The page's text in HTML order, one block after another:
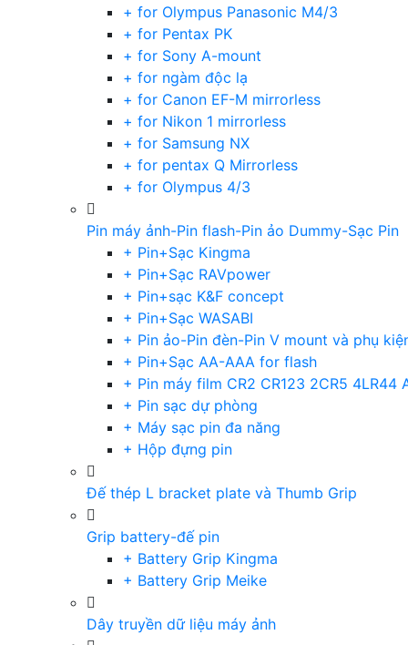
+ for Olympus Panasonic M4/3
+ for Pentax PK
+ for Sony A-mount
+ for ngàm độc lạ
+ for Canon EF-M mirrorless
+ for Nikon 1 mirrorless
+ for Samsung NX
+ for pentax Q Mirrorless
+ for Olympus 4/3
Pin máy ảnh-Pin flash-Pin ảo Dummy-Sạc Pin
+ Pin+Sạc Kingma
+ Pin+Sạc RAVpower
+ Pin+sạc K&F concept
+ Pin+Sạc WASABI
+ Pin ảo-Pin đèn-Pin V mount và phụ
+ Pin+Sạc AA-AAA for flash
+ Pin máy film CR2 CR123 2CR5 4LR44
+ Pin sạc dự phòng
+ Máy sạc pin đa năng
+ Hộp đựng pin
Đế thép L bracket plate và Thumb Grip
Grip battery-đế pin
+ Battery Grip Kingma
+ Battery Grip Meike
Dây truyền dữ liệu máy ảnh